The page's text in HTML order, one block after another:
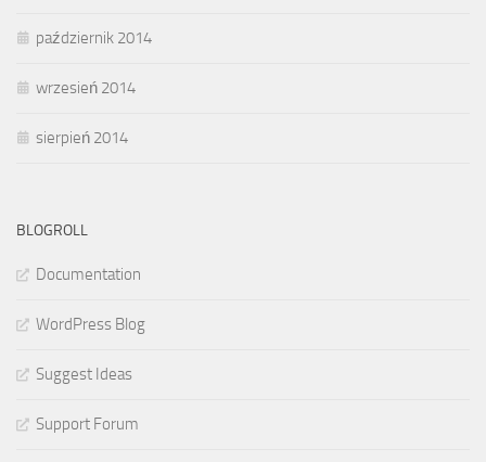
październik 2014
wrzesień 2014
sierpień 2014
BLOGROLL
Documentation
WordPress Blog
Suggest Ideas
Support Forum